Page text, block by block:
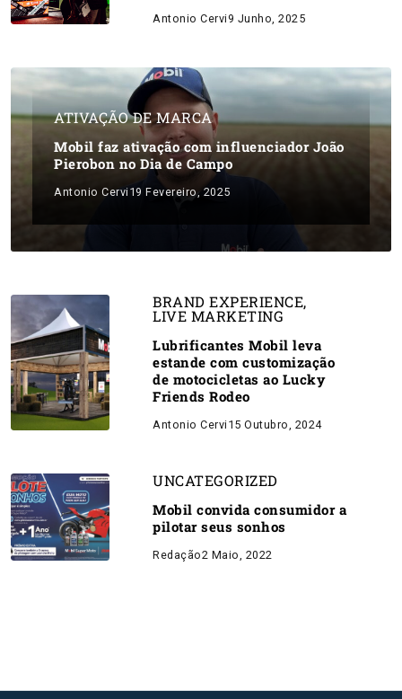
Antonio Cervi 9 Junho, 2025
ATIVAÇÃO DE MARCA
Mobil faz ativação com influenciador João
Pierobon no Dia de Campo
Antonio Cervi19 Fevereiro, 2025
BRAND EXPERIENCE,
LIVE MARKETING
Lubrificantes Mobil leva
estande com customização
de motocicletas ao Lucky
Friends Rodeo
Antonio Cervi 15 Outubro, 2024
UNCATEGORIZED
Mobil convida consumidor a
pilotar seus sonhos
Redação2 Maio, 2022